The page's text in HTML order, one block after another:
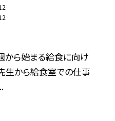
から始まる給食に向け
生から給食室での仕事